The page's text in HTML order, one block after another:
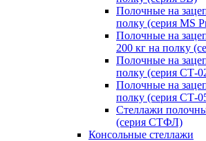
Полочные на
полку (серия MS
Полочные на
200 кг на полку
Полочные на
полку (серия СТ-
Полочные на
полку (серия СТ-
Стеллажи
(серия СТФЛ)
Консольные стеллажи